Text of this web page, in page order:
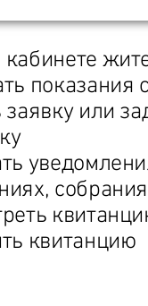
показания
заявку или
квитанцию